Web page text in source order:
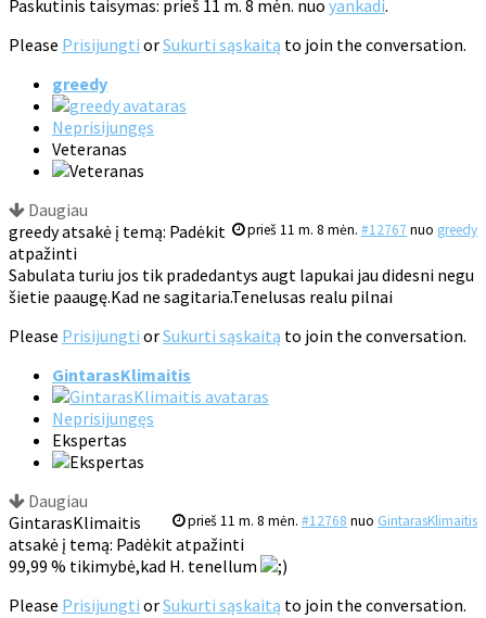
Paskutinis taisymas: prieš 11 m. 8 mėn. nuo yankadi.
Please Prisijungti orSukurti sąskaitą to join the conversation.
greedy
Neprisijungęs
Veteranas
Daugiau
prieš 11 m. 8 mėn. #12767 nuo greedy
greedy atsakė į temą: Padėkit
atpažinti
Sabulata turiu jos tik pradedantys augt lapukai jau didesni negu
šietie paaugę.Kad ne sagitaria.Tenelusas realu pilnai
Please Prisijungti orSukurti sąskaitą to join the conversation.
GintarasKlimaitis
Neprisijungęs
Ekspertas
Daugiau
prieš 11 m. 8 mėn. #12768 nuo GintarasKlimaitis
GintarasKlimaitis
atsakė į temą: Padėkit atpažinti
99,99 % tikimybė,kad H. tenellum
Please Prisijungti orSukurti sąskaitą to join the conversation.